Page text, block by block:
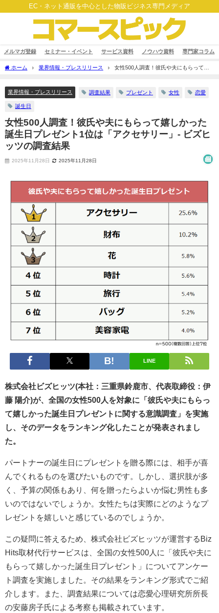
EC・ネット通販を中心とした物販ビジネス専門メディア
メルマガ登録 セミナー・イベント サービス資料 ノウハウ資料 専門家コラム
ホーム 業界情報・プレスリリース
女性500人調査！彼氏や夫にもらって嬉
業界情報・プレスリリース 調査結果 プレゼント 女性 恋愛
誕生日
女性500人調査！彼氏や夫にもらって嬉しかった
誕生日プレゼント1位は「アクセサリー」- ビズヒ
ッツの調査結果
2025年11月28日 2025年11月28日
LINE
株式会社ビズヒッツ(本社：三重県鈴鹿市、代表取締役：伊
藤 陽介)が、全国の女性500人を対象に「彼氏や夫にもらっ
て嬉しかった誕生日プレゼントに関する意識調査」を実施
し、そのデータをランキング化したことが発表されまし
た。
パートナーの誕生日にプレゼントを贈る際には、相手が喜
んでくれるものを選びたいものです。しかし、選択肢が多
く、予算の関係もあり、何を贈ったらよいか悩む男性も多
いのではないでしょうか。女性たちは実際にどのようなプ
レゼントを嬉しいと感じているのでしょうか。
この疑問に答えるため、株式会社ビズヒッツが運営するBiz
Hits取材代行サービスは、全国の女性500人に「彼氏や夫に
もらって嬉しかった誕生日プレゼント」についてアンケー
ト調査を実施しました。その結果をランキング形式でご紹
介します。また、調査結果については恋愛心理研究所所長
の安藤房子氏による考察も掲載されています。